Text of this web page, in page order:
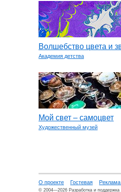
Волшебство цвета и
Академия детства
Мой свет – самоцвет
Художественный музей
О проекте Гостевая Реклама
© 2004—2026 Разработка и поддержка